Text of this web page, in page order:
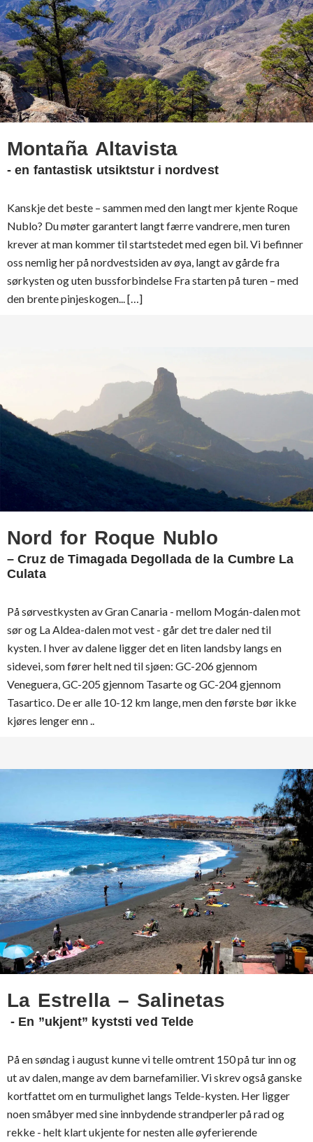
Montaña Altavista
- en fantastisk utsiktstur i nordvest
Kanskje det beste – sammen med den langt mer kjente Roque
Nublo? Du møter garantert langt færre vandrere, men turen
krever at man kommer til startstedet med egen bil. Vi befinner
oss nemlig her på nordvestsiden av øya, langt av gårde fra
sørkysten og uten bussforbindelse Fra starten på turen – med
den brente pinjeskogen... […]
Nord for Roque Nublo
– Cruz de Timagada Degollada de la Cumbre La
Culata
På sørvestkysten av Gran Canaria - mellom Mogán-dalen mot
sør og La Aldea-dalen mot vest - går det tre daler ned til
kysten. I hver av dalene ligger det en liten landsby langs en
sidevei, som fører helt ned til sjøen: GC-206 gjennom
Veneguera, GC-205 gjennom Tasarte og GC-204 gjennom
Tasartico. De er alle 10-12 km lange, men den første bør ikke
kjøres lenger enn ..
La Estrella – Salinetas
- En ”ukjent” kyststi ved Telde
På en søndag i august kunne vi telle omtrent 150 på tur inn og
ut av dalen, mange av dem barnefamilier. Vi skrev også ganske
kortfattet om en turmulighet langs Telde-kysten. Her ligger
noen småbyer med sine innbydende strandperler på rad og
rekke - helt klart ukjente for nesten alle øyferierende